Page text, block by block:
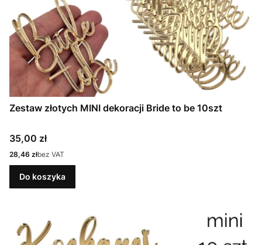
Zestaw złotych MINI dekoracji Bride to be 10szt
Cena
35,00 zł
Cena
28,46 złbez VAT
Do koszyka